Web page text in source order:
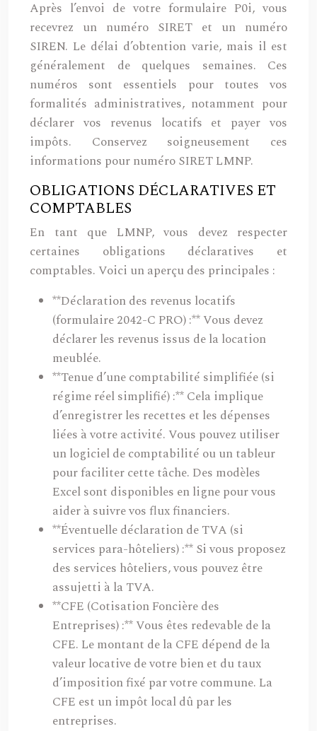
Après l’envoi de votre formulaire P0i, vous
recevrez un numéro SIRET et un numéro
SIREN. Le délai d’obtention varie, mais il est
généralement de quelques semaines. Ces
numéros sont essentiels pour toutes vos
formalités administratives, notamment pour
déclarer vos revenus locatifs et payer vos
impôts. Conservez soigneusement ces
informations pour numéro SIRET LMNP.
OBLIGATIONS DÉCLARATIVES ET
COMPTABLES
En tant que LMNP, vous devez respecter
certaines obligations déclaratives et
comptables. Voici un aperçu des principales :
**Déclaration des revenus locatifs
(formulaire 2042-C PRO) :** Vous devez
déclarer les revenus issus de la location
meublée.
**Tenue d’une comptabilité simplifiée (si
régime réel simplifié) :** Cela implique
d’enregistrer les recettes et les dépenses
liées à votre activité. Vous pouvez utiliser
un logiciel de comptabilité ou un tableur
pour faciliter cette tâche. Des modèles
Excel sont disponibles en ligne pour vous
aider à suivre vos flux financiers.
**Éventuelle déclaration de TVA (si
services para-hôteliers) :** Si vous proposez
des services hôteliers, vous pouvez être
assujetti à la TVA.
**CFE (Cotisation Foncière des
Entreprises) :** Vous êtes redevable de la
CFE. Le montant de la CFE dépend de la
valeur locative de votre bien et du taux
d’imposition fixé par votre commune. La
CFE est un impôt local dû par les
entreprises.